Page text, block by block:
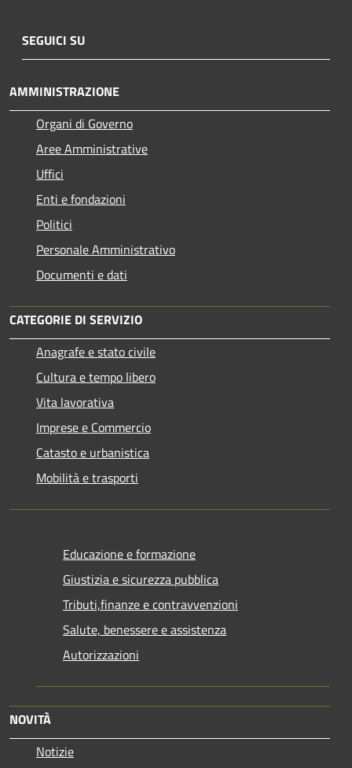
SEGUICI SU
AMMINISTRAZIONE
Organi di Governo
Aree Amministrative
Uffici
Enti e fondazioni
Politici
Personale Amministrativo
Documenti e dati
CATEGORIE DI SERVIZIO
Anagrafe e stato civile
Cultura e tempo libero
Vita lavorativa
Imprese e Commercio
Catasto e urbanistica
Mobilità e trasporti
Educazione e formazione
Giustizia e sicurezza pubblica
Tributi,finanze e contravvenzioni
Salute, benessere e assistenza
Autorizzazioni
NOVITÀ
Notizie